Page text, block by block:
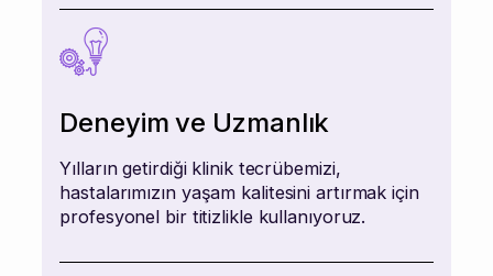
Deneyim ve Uzmanlık
Yılların getirdiği klinik tecrübemizi,
hastalarımızın yaşam kalitesini artırmak için
profesyonel bir titizlikle kullanıyoruz.